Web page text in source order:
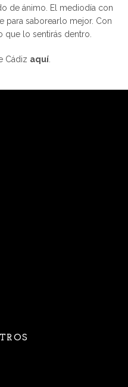
de ánimo. El mediodía con
para saborearlo mejor. Con
que lo sentirás dentro.
Cádiz aquí